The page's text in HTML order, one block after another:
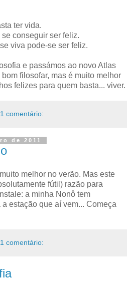
ter vida.
conseguir ser feliz.
viva pode-se ser feliz.
e passámos ao novo Atlas
filosofar, mas é muito melhor
felizes para quem basta... viver.
1 comentário:
de 2011
melhor no verão. Mas este
fútil) razão para
a minha Nonô tem
estação que aí vem... Começa
1 comentário: